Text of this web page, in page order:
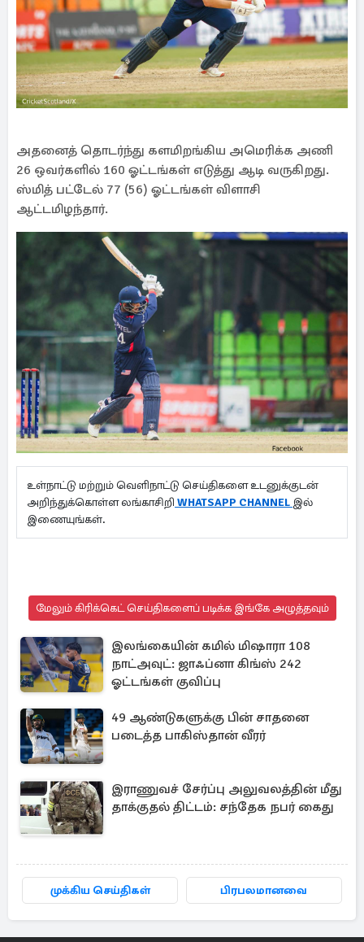
அதனைத் தொடர்ந்து களமிறங்கிய அமெரிக்க அணி
26 ஒவர்களில் 160 ஓட்டங்கள் எடுத்து ஆடி வருகிறது.
ஸ்மித் பட்டேல் 77 (56) ஓட்டங்கள் விளாசி
ஆட்டமிழந்தார்.
உள்நாட்டு மற்றும் வெளிநாட்டு செய்திகளை உடனுக்குடன்
அறிந்துக்கொள்ள லங்காசிறி WHATSAPP CHANNEL இல்
இணையுங்கள்.
மேலும் கிரிக்கெட் செய்திகளைப் படிக்க இங்கே அழுத்தவும்
இலங்கையின் கமில் மிஷாரா 108
நாட்அவுட்: ஜாஃப்னா கிங்ஸ் 242
ஓட்டங்கள் குவிப்பு
49 ஆண்டுகளுக்கு பின் சாதனை
படைத்த பாகிஸ்தான் வீரர்
இராணுவச் சேர்ப்பு அலுவலத்தின் மீது
தாக்குதல் திட்டம்: சந்தேக நபர் கைது
முக்கிய செய்திகள் பிரபலமானவை